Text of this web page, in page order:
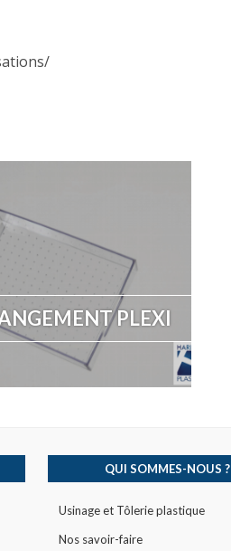
PLEXI
QUI SOMMES-NOUS ?
Usinage et Tôlerie plastique
Nos savoir-faire